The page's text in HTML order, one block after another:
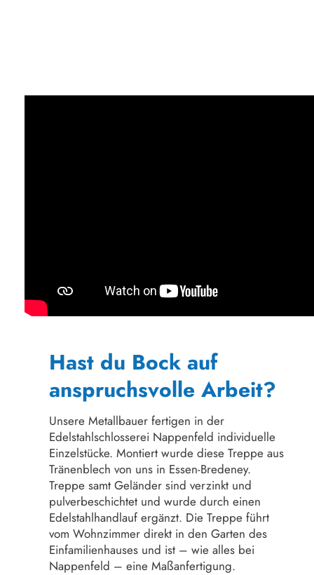
Hast du Bock auf
anspruchsvolle Arbeit?
Unsere Metallbauer fertigen in der
Edelstahlschlosserei Nappenfeld individuelle
Einzelstücke. Montiert wurde diese Treppe aus
Tränenblech von uns in Essen-Bredeney.
Treppe samt Geländer sind verzinkt und
pulverbeschichtet und wurde durch einen
Edelstahlhandlauf ergänzt. Die Treppe führt
vom Wohnzimmer direkt in den Garten des
Einfamilienhauses und ist – wie alles bei
Nappenfeld – eine Maßanfertigung.